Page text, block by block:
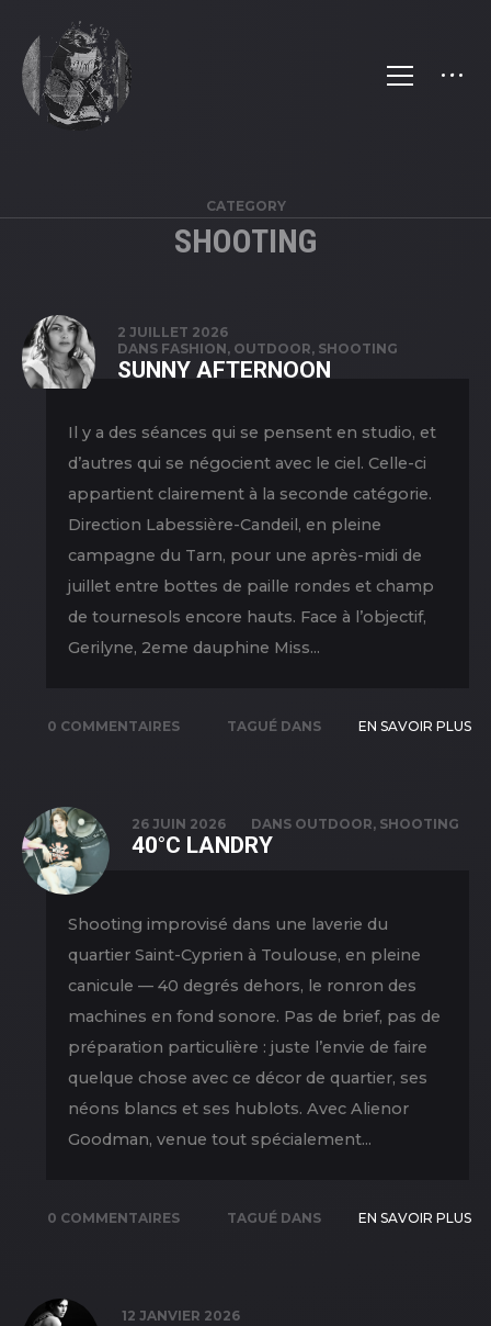
CATEGORY
SHOOTING
2 JUILLET 2026
DANS FASHION, OUTDOOR, SHOOTING
SUNNY AFTERNOON
Il y a des séances qui se pensent en studio, et
d’autres qui se négocient avec le ciel. Celle-ci
appartient clairement à la seconde catégorie.
Direction Labessière-Candeil, en pleine
campagne du Tarn, pour une après-midi de
juillet entre bottes de paille rondes et champ
de tournesols encore hauts. Face à l’objectif,
Gerilyne, 2eme dauphine Miss...
0 COMMENTAIRES
TAGUÉ DANS
OUTDOOR,
PORTRAIT
EN SAVOIR PLUS
26 JUIN 2026 DANS OUTDOOR, SHOOTING
40°C LANDRY
Shooting improvisé dans une laverie du
quartier Saint-Cyprien à Toulouse, en pleine
canicule — 40 degrés dehors, le ronron des
machines en fond sonore. Pas de brief, pas de
préparation particulière : juste l’envie de faire
quelque chose avec ce décor de quartier, ses
néons blancs et ses hublots. Avec Alienor
Goodman, venue tout spécialement...
0 COMMENTAIRES
TAGUÉ DANS
OUTDOOR
EN SAVOIR PLUS
12 JANVIER 2026